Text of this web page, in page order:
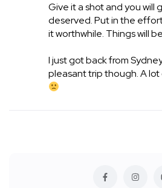
Give it a shot and you will
deserved. Put in the
it worthwhile. Things will
I just got back from
pleasant trip though. A